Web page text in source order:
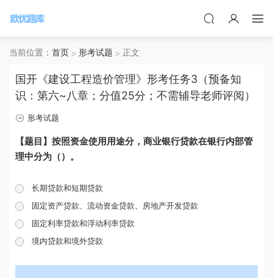
当前位置： 首页 形考试题 正文
国开《建设工程造价管理》形考任务3（预备知
识：第六~八章；分值25分；不需辅导老师评阅）
形考试题
【题目】按照资金使用用途分，商业银行贷款在银行内部管
理中分为（）。
长期贷款和短期贷款
固定资产贷款、流动资金贷款、房地产开发贷款
固定利率贷款和浮动利率贷款
境内贷款和境外贷款